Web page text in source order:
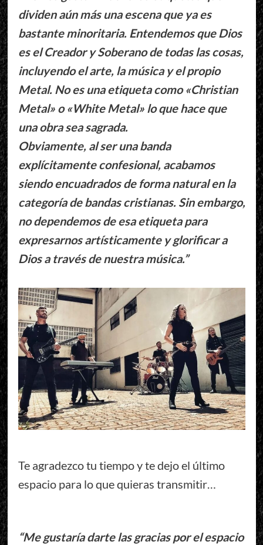
dividen aún más una escena que ya es
bastante minoritaria. Entendemos que Dios
es el Creador y Soberano de todas las cosas,
incluyendo el arte, la música y el propio
Metal. No es una etiqueta como «Christian
Metal» o «White Metal» lo que hace que
una obra sea sagrada.
Obviamente, al ser una banda
explícitamente confesional, acabamos
siendo encuadrados de forma natural en la
categoría de bandas cristianas. Sin embargo,
no dependemos de esa etiqueta para
expresarnos artísticamente y glorificar a
Dios a través de nuestra música.”
Te agradezco tu tiempo y te dejo el último
espacio para lo que quieras transmitir…
“Me gustaría darte las gracias por el espacio